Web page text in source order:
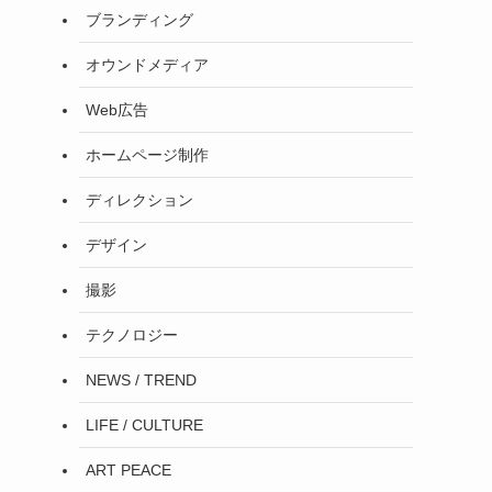
ブランディング
オウンドメディア
Web広告
ホームページ制作
ディレクション
デザイン
撮影
テクノロジー
NEWS / TREND
LIFE / CULTURE
ART PEACE